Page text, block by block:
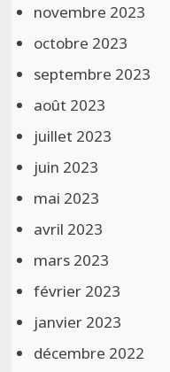
novembre 2023
octobre 2023
septembre 2023
août 2023
juillet 2023
juin 2023
mai 2023
avril 2023
mars 2023
février 2023
janvier 2023
décembre 2022